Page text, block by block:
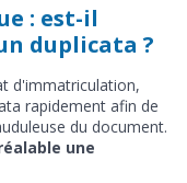
: est-il
duplicata ?
d'immatriculation,
rapidement afin de
du document.
une